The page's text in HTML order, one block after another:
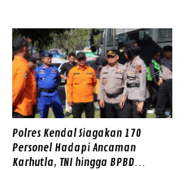
Polres Kendal Siagakan 170
Personel Hadapi Ancaman
Karhutla, TNI hingga BPBD